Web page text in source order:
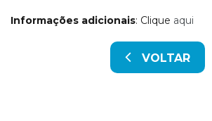
Informações adicionais: Clique aqui
VOLTAR